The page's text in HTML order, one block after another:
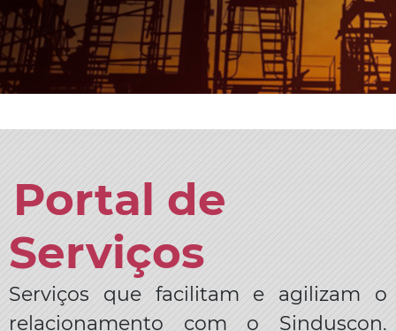
Portal de
Serviços
Serviços que facilitam e agilizam o
relacionamento com o Sinduscon.